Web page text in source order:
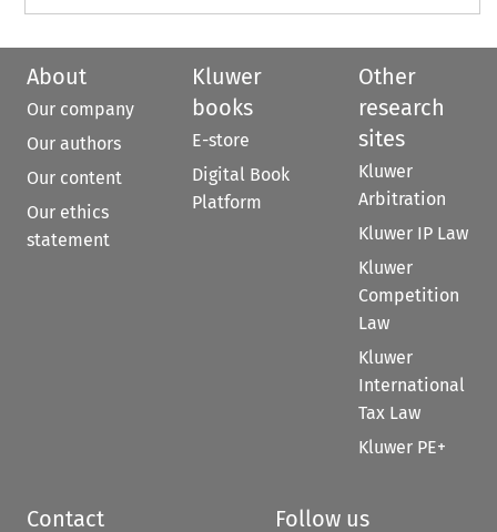
About
Our company
Our authors
Our content
Our ethics
statement
Kluwer
books
E-store
Digital Book
Platform
Other
research
sites
Kluwer
Arbitration
Kluwer IP Law
Kluwer
Competition
Law
Kluwer
International
Tax Law
Kluwer PE+
Contact Follow us